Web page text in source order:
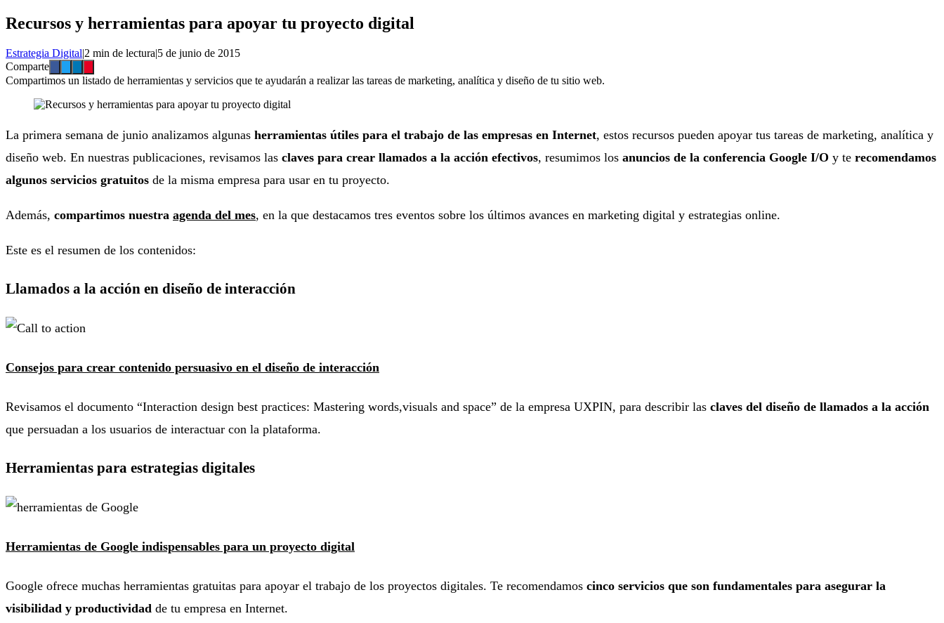
Recursos y herramientas para apoyar tu proyecto digital
Estrategia Digital|2 min de lectura|5 de junio de 2015
Comparte
Compartimos un listado de herramientas y servicios que te ayudarán a realizar las tareas de marketing, analítica y diseño de tu sitio web.
La primera semana de junio analizamos algunas herramientas útiles para el trabajo de las empresas en Internet, estos recursos pueden apoyar tus tareas de marketing, analítica y
diseño web. En nuestras publicaciones, revisamos las claves para crear llamados a la acción efectivos, resumimos los anuncios de la conferencia Google I/O y te recomendamos
algunos servicios gratuitos de la misma empresa para usar en tu proyecto.
Además, compartimos nuestra agenda del mes, en la que destacamos tres eventos sobre los últimos avances en marketing digital y estrategias online.
Este es el resumen de los contenidos:
Llamados a la acción en diseño de interacción
Consejos para crear contenido persuasivo en el diseño de interacción
Revisamos el documento “Interaction design best practices: Mastering words,visuals and space” de la empresa UXPIN, para describir las claves del diseño de llamados a la acción
que persuadan a los usuarios de interactuar con la plataforma.
Herramientas para estrategias digitales
Herramientas de Google indispensables para un proyecto digital
Google ofrece muchas herramientas gratuitas para apoyar el trabajo de los proyectos digitales. Te recomendamos cinco servicios que son fundamentales para asegurar la
visibilidad y productividad de tu empresa en Internet.